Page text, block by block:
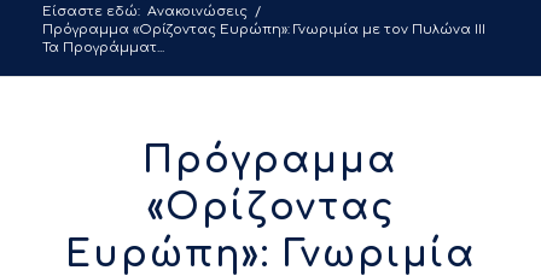
Είσαστε εδώ: Ανακοινώσεις /
Πρόγραμμα «Ορίζοντας Ευρώπη»: Γνωριμία με τον Πυλώνα ΙΙΙ
Τα Προγράμματ...
Πρόγραμμα
«Ορίζοντας
Ευρώπη»: Γνωριμία